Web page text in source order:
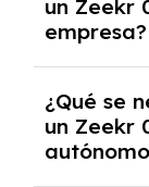
crediticia y
un Zeekr
empresa?
casos, un
y un pago
¿Qué se
un Zeekr